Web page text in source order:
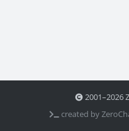
2001–2026
created by